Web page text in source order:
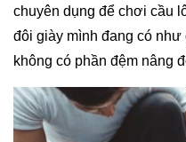
chuyên dụng để chơi cầu
đôi giày mình đang có
không có phần đệm nâng